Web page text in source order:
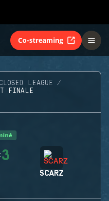
Co-streaming
LEAGUE
FINALE
:3
SCARZ